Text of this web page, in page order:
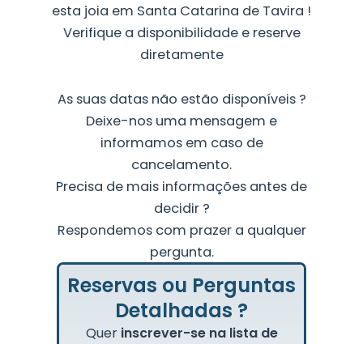
esta joia em Santa Catarina de Tavira !
Verifique a disponibilidade e reserve
diretamente
As suas datas não estão disponíveis ?
Deixe-nos uma mensagem e
informamos em caso de
cancelamento.
Precisa de mais informações antes de
decidir ?
Respondemos com prazer a qualquer
pergunta.
Reservas ou Perguntas
Detalhadas ?
Quer inscrever-sena lista de